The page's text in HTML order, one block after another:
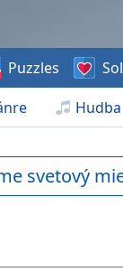
Hudba
Puzzles
svetový